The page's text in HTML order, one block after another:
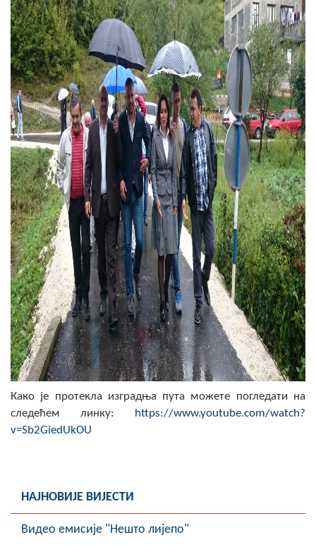
Обавјештења
Заштита од пожара
COVID 19
Геоистраживања
ФИНАНСИЈЕ
ПРИВРЕДА
Пољопривреда
Туризам
Спорт
ЦИВИЛНА ЗАШТИТА
КОНТАКТ
Како је протекла изградња пута можете погледати на
следећем линку: https://www.youtube.com/watch?
v=Sb2GiedUkOU
НАЈНОВИЈЕ ВИЈЕСТИ
Видео емисије "Нешто лијепо"